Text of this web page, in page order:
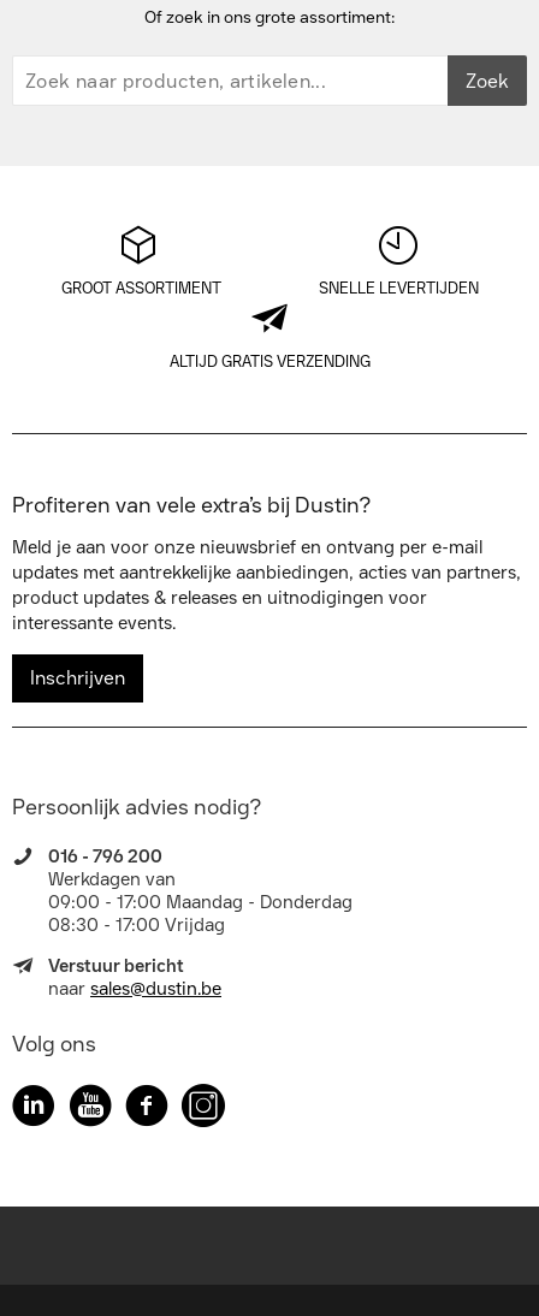
Of zoek in ons grote assortiment:
Zoek
GROOT ASSORTIMENT SNELLE LEVERTIJDEN
ALTIJD GRATIS VERZENDING
Profiteren van vele extra’s bij Dustin?
Meld je aan voor onze nieuwsbrief en ontvang per e-mail
updates met aantrekkelijke aanbiedingen, acties van partners,
product updates & releases en uitnodigingen voor
interessante events.
Inschrijven
Persoonlijk advies nodig?
016 - 796 200
Werkdagen van
09:00 - 17:00 Maandag - Donderdag
08:30 - 17:00 Vrijdag
Verstuur bericht
naar sales@dustin.be
Volg ons